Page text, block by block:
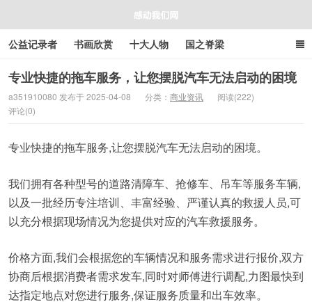
公益记录者 书画欣赏 十大人物 国之脊梁
好人好事 感人资讯 商业资讯 在线工具箱
专业快捷的拖车服务，让您摆脱汽车无法启动的困境
a351910080 发布于 2025-04-08 分类： 商业资讯
阅读(222)
评论(0)
专业快捷的拖车服务,让您摆脱汽车无法启动的困境。
我们拥有各种型号的道路清障车、抢修车、吊车等服务车辆,
以及一批经历专注培训、丰富经验、严谨认真的救援人员,可
以充分根据现场情况为您提供对应的汽车救援服务。
价格方面,我们会根据您的车辆情况和服务需求进行报价,双方
协商后根据消费者需求发车,同时对师傅进行调配,力图最快到
达指定地点对您进行服务,保证服务质量和出车效率。